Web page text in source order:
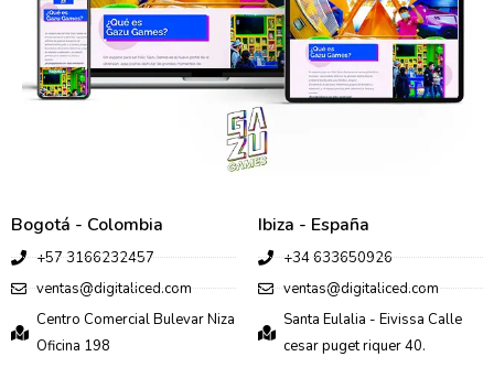
Bogotá - Colombia
+57 3166232457
ventas@digitaliced.com
Centro Comercial Bulevar Niza
Oficina 198
Ibiza - España
+34 633650926
ventas@digitaliced.com
Santa Eulalia - Eivissa Calle
cesar puget riquer 40.